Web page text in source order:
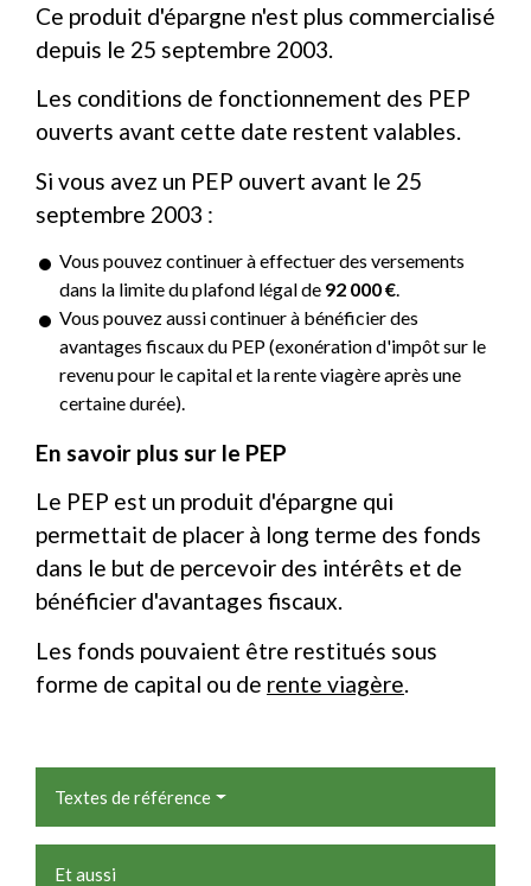
Ce produit d'épargne n'est plus commercialisé
depuis le 25 septembre 2003.
Les conditions de fonctionnement des PEP
ouverts avant cette date restent valables.
Si vous avez un PEP ouvert avant le 25
septembre 2003 :
Vous pouvez continuer à effectuer des versements
dans la limite du plafond légal de 92 000 €.
Vous pouvez aussi continuer à bénéficier des
avantages fiscaux du PEP (exonération d'impôt sur le
revenu pour le capital et la rente viagère après une
certaine durée).
En savoir plus sur le PEP
Le PEP est un produit d'épargne qui
permettait de placer à long terme des fonds
dans le but de percevoir des intérêts et de
bénéficier d'avantages fiscaux.
Les fonds pouvaient être restitués sous
forme de capital ou de rente viagère.
Textes de référence
Et aussi